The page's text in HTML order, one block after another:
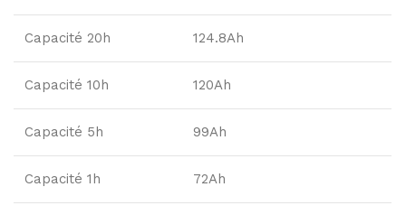
Capacité 20h 124.8Ah
Capacité 10h 120Ah
Capacité 5h 99Ah
Capacité 1h 72Ah